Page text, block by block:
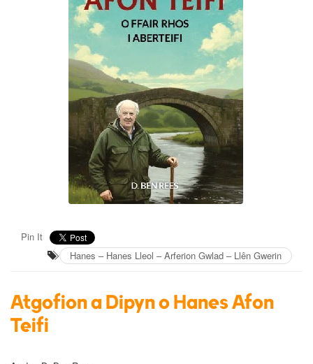
Pin It
Hanes – Hanes Lleol – Arferion Gwlad – Llên Gwerin
Atgofion a Dipyn o Hanes Afon
Teifi